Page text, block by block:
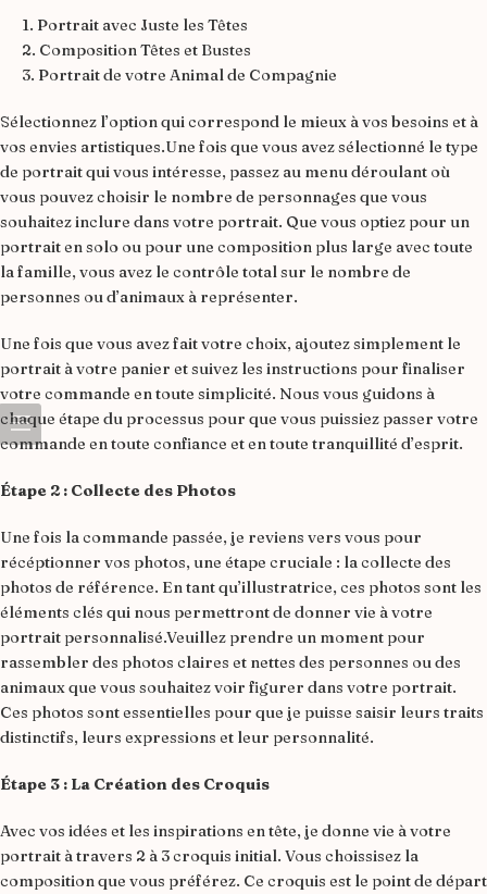
Portrait avec Juste les Têtes
Composition Têtes et Bustes
Portrait de votre Animal de Compagnie
Sélectionnez l’option qui correspond le mieux à vos besoins et à
vos envies artistiques.Une fois que vous avez sélectionné le type
de portrait qui vous intéresse, passez au menu déroulant où
vous pouvez choisir le nombre de personnages que vous
souhaitez inclure dans votre portrait. Que vous optiez pour un
portrait en solo ou pour une composition plus large avec toute
la famille, vous avez le contrôle total sur le nombre de
personnes ou d’animaux à représenter.
Une fois que vous avez fait votre choix, ajoutez simplement le
portrait à votre panier et suivez les instructions pour finaliser
votre commande en toute simplicité. Nous vous guidons à
chaque étape du processus pour que vous puissiez passer votre
commande en toute confiance et en toute tranquillité d’esprit.
Étape 2 : Collecte des Photos
Une fois la commande passée, je reviens vers vous pour
récéptionner vos photos, une étape cruciale : la collecte des
photos de référence. En tant qu’illustratrice, ces photos sont les
éléments clés qui nous permettront de donner vie à votre
portrait personnalisé.Veuillez prendre un moment pour
rassembler des photos claires et nettes des personnes ou des
animaux que vous souhaitez voir figurer dans votre portrait.
Ces photos sont essentielles pour que je puisse saisir leurs traits
distinctifs, leurs expressions et leur personnalité.
Étape 3 : La Création des Croquis
Avec vos idées et les inspirations en tête, je donne vie à votre
portrait à travers 2 à 3 croquis initial. Vous choissisez la
composition que vous préférez. Ce croquis est le point de départ